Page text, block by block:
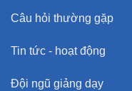
Câu hỏi thường gặp
Tin tức - hoạt động
Đội ngũ giảng dạy